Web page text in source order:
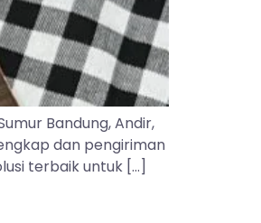
Bandung, Andir,
dan pengiriman
terbaik untuk […]